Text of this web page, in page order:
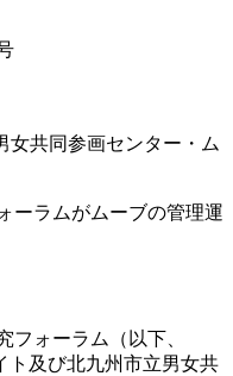
女共同参画センター・ム
ーラムがムーブの管理運
フォーラム（以下、
ト及び北九州市立男女共